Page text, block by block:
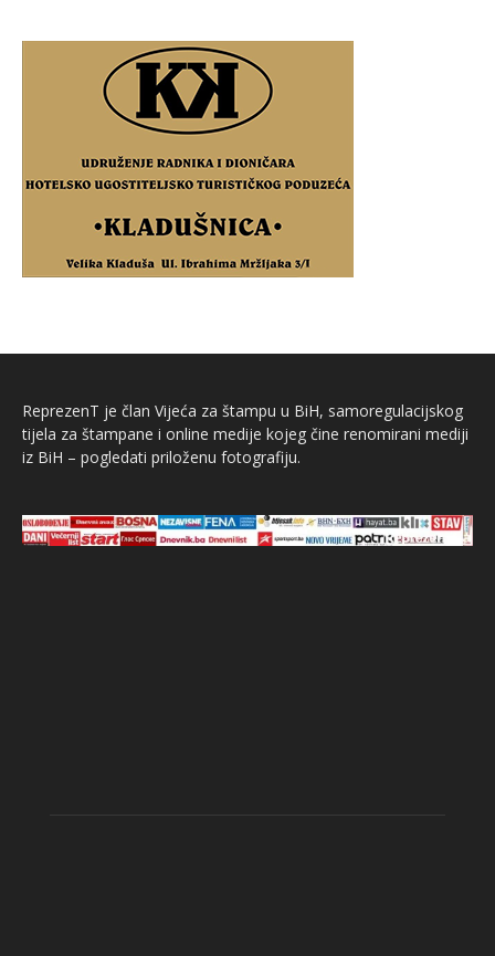
ReprezenT je član Vijeća za štampu u BiH, samoregulacijskog
tijela za štampane i online medije kojeg čine renomirani mediji
iz BiH – pogledati priloženu fotografiju.